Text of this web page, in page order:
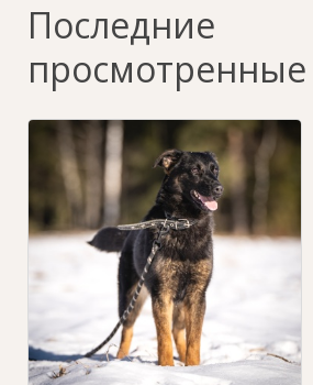
Последние
просмотренные